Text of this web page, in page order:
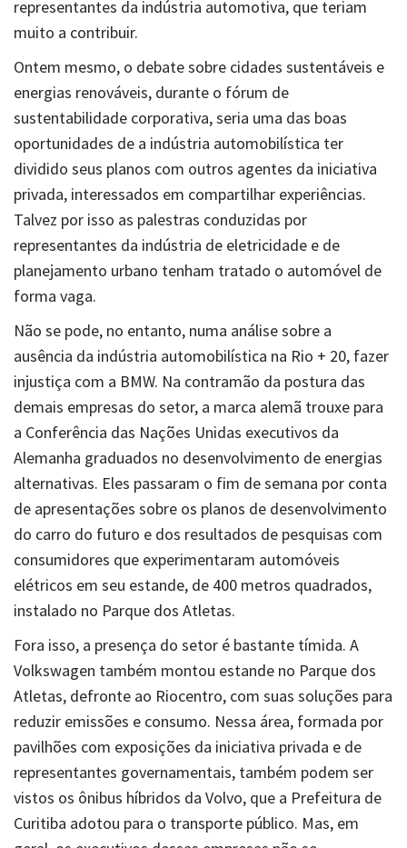
representantes da indústria automotiva, que teriam
muito a contribuir.
Ontem mesmo, o debate sobre cidades sustentáveis e
energias renováveis, durante o fórum de
sustentabilidade corporativa, seria uma das boas
oportunidades de a indústria automobilística ter
dividido seus planos com outros agentes da iniciativa
privada, interessados em compartilhar experiências.
Talvez por isso as palestras conduzidas por
representantes da indústria de eletricidade e de
planejamento urbano tenham tratado o automóvel de
forma vaga.
Não se pode, no entanto, numa análise sobre a
ausência da indústria automobilística na Rio + 20, fazer
injustiça com a BMW. Na contramão da postura das
demais empresas do setor, a marca alemã trouxe para
a Conferência das Nações Unidas executivos da
Alemanha graduados no desenvolvimento de energias
alternativas. Eles passaram o fim de semana por conta
de apresentações sobre os planos de desenvolvimento
do carro do futuro e dos resultados de pesquisas com
consumidores que experimentaram automóveis
elétricos em seu estande, de 400 metros quadrados,
instalado no Parque dos Atletas.
Fora isso, a presença do setor é bastante tímida. A
Volkswagen também montou estande no Parque dos
Atletas, defronte ao Riocentro, com suas soluções para
reduzir emissões e consumo. Nessa área, formada por
pavilhões com exposições da iniciativa privada e de
representantes governamentais, também podem ser
vistos os ônibus híbridos da Volvo, que a Prefeitura de
Curitiba adotou para o transporte público. Mas, em